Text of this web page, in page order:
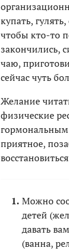
купать,
чтобы кто-то
закончились,
чаю,
сейчас чуть
Желание
физические
гормональным
приятное,
Можно
детей
давать
(ванна,